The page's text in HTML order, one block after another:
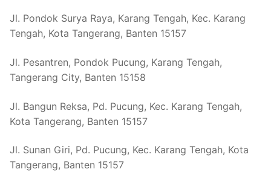
Jl. Pondok Surya Raya, Karang Tengah, Kec. Karang
Tengah, Kota Tangerang, Banten 15157
Jl. Pesantren, Pondok Pucung, Karang Tengah,
Tangerang City, Banten 15158
Jl. Bangun Reksa, Pd. Pucung, Kec. Karang Tengah,
Kota Tangerang, Banten 15157
Jl. Sunan Giri, Pd. Pucung, Kec. Karang Tengah, Kota
Tangerang, Banten 15157